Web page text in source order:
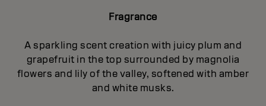
Fragrance
A sparkling scent creation with juicy plum and
grapefruit in the top surrounded by magnolia
flowers and lily of the valley, softened with amber
and white musks.